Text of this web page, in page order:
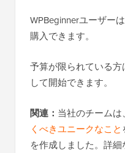
WPBeginnerユーザーは
購入できます。
予算が限られている方
して開始できます。
関連： 当社のチームは、
くべきユニークなこと
を作成しました。詳細